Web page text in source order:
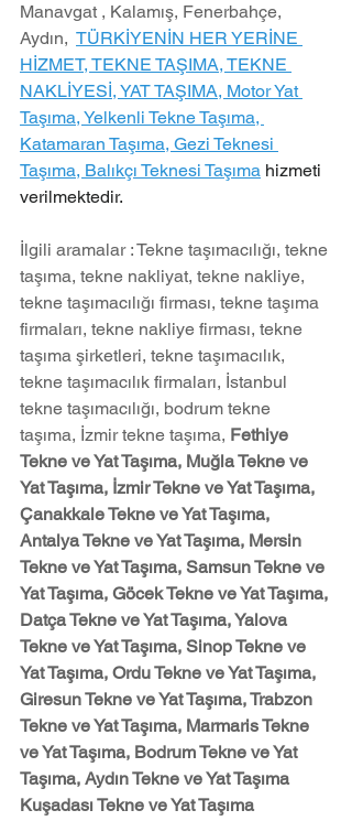
Manavgat , Kalamış, Fenerbahçe,
Aydın, TÜRKİYENİN HER YERİNE
HİZMET, TEKNE TAŞIMA, TEKNE
NAKLİYESİ, YAT TAŞIMA, Motor Yat
Taşıma, Yelkenli Tekne Taşıma,
Katamaran Taşıma, Gezi Teknesi
Taşıma, Balıkçı Teknesi Taşıma hizmeti
verilmektedir.
İlgili aramalar : Tekne taşımacılığı, tekne
taşıma, tekne nakliyat, tekne nakliye,
tekne taşımacılığı firması, tekne taşıma
firmaları, tekne nakliye firması, tekne
taşıma şirketleri, tekne taşımacılık,
tekne taşımacılık firmaları, İstanbul
tekne taşımacılığı, bodrum tekne
taşıma, İzmir tekne taşıma, Fethiye
Tekne ve Yat Taşıma, Muğla Tekne ve
Yat Taşıma, İzmir Tekne ve Yat Taşıma,
Çanakkale Tekne ve Yat Taşıma,
Antalya Tekne ve Yat Taşıma, Mersin
Tekne ve Yat Taşıma, Samsun Tekne ve
Yat Taşıma, Göcek Tekne ve Yat Taşıma,
Datça Tekne ve Yat Taşıma, Yalova
Tekne ve Yat Taşıma, Sinop Tekne ve
Yat Taşıma, Ordu Tekne ve Yat Taşıma,
Giresun Tekne ve Yat Taşıma, Trabzon
Tekne ve Yat Taşıma, Marmaris Tekne
ve Yat Taşıma, Bodrum Tekne ve Yat
Taşıma, Aydın Tekne ve Yat Taşıma
Kuşadası Tekne ve Yat Taşıma